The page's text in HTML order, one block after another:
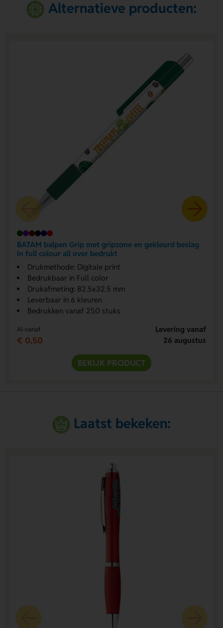
Alternatieve producten:
BATAM balpen Grip met gripzone en gekleurd beslag
in full colour all over bedrukt
Drukmethode: Digitale print
Bedrukbaar in Full color
Drukafmeting: 82.5x32.5 mm
Leverbaar in 6 kleuren
Bedrukken vanaf 250 stuks
Al vanaf
€ 0,50
Levering vanaf
26 augustus
BEKIJK PRODUCT
Laatst bekeken: